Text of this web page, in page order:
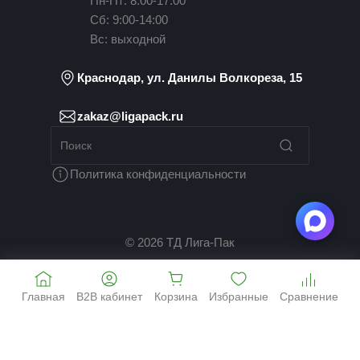
Сб: 9:00-14:00
Вс: выходной
Краснодар, ул. Данилы Волкореза, 15
zakaz@ligapack.ru
Политика конфиденциальности
© 2026 ТД Лига-Пак
Главная B2B кабинет Корзина Избранные Сравнение